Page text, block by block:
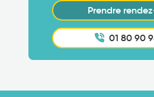
Prendre
01 80 90